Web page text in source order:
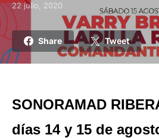
Posted on
22 julio, 2020
Share Tweet
SONORAMAD
días 14 y 15 de